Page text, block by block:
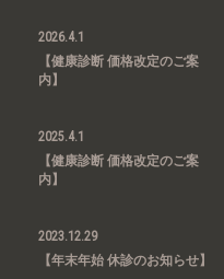
2026.4.1
【健康診断 価格改定のご案
内】
2025.4.1
【健康診断 価格改定のご案
内】
2023.12.29
【年末年始 休診のお知らせ】